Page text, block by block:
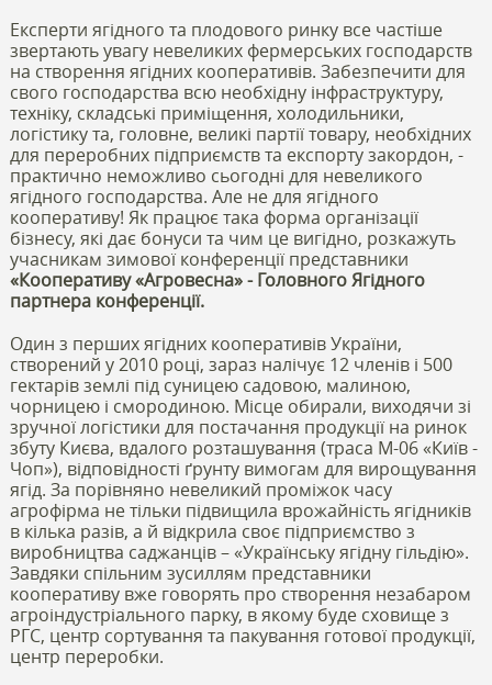
Експерти ягідного та плодового ринку все частіше
звертають увагу невеликих фермерських господарств
на створення ягідних кооперативів. Забезпечити для
свого господарства всю необхідну інфраструктуру,
техніку, складські приміщення, холодильники,
логістику та, головне, великі партії товару, необхідних
для переробних підприємств та експорту закордон, -
практично неможливо сьогодні для невеликого
ягідного господарства. Але не для ягідного
кооперативу! Як працює така форма організації
бізнесу, які дає бонуси та чим це вигідно, розкажуть
учасникам зимової конференції представники
«Кооперативу «Агровесна» - Головного Ягідного
партнера конференції.
Один з перших ягідних кооперативів України,
створений у 2010 році, зараз налічує 12 членів і 500
гектарів землі під суницею садовою, малиною,
чорницею і смородиною. Місце обирали, виходячи зі
зручної логістики для постачання продукції на ринок
збуту Києва, вдалого розташування (траса М-06 «Київ -
Чоп»), відповідності ґрунту вимогам для вирощування
ягід. За порівняно невеликий проміжок часу
агрофірма не тільки підвищила врожайність ягідників
в кілька разів, а й відкрила своє підприємство з
виробництва саджанців – «Українську ягідну гільдію».
Завдяки спільним зусиллям представники
кооперативу вже говорять про створення незабаром
агроіндустріального парку, в якому буде сховище з
РГС, центр сортування та пакування готової продукції,
центр переробки.